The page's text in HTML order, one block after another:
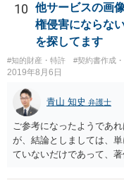
10
他サービスの画
権侵害にならな
を探してます
#知的財産・特許 #契約書作成
2019年8月6日
青山 知史 弁護士
ご参考になったようであ
が、結論としましては、
ていないだけであって、
ンテンツの投稿について